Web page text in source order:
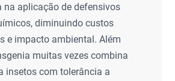
na aplicação de defensivos
diminuindo custos
e impacto ambiental. Além
muitas vezes combina
insetos com tolerância a